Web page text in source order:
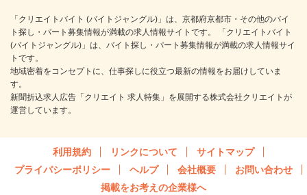
「クリエイトバイト (バイトジャングル)」は、京都府京都市・その他のバイ
ト探し・パート募集情報が満載の求人情報サイトです。 「クリエイトバイト
(バイトジャングル)」は、バイト探し・パート募集情報が満載の求人情報サイ
トです。
地域密着をコンセプトに、仕事探しに役立つ最新の情報をお届けしていま
す。
新聞折込求人広告「クリエイト 求人特集」を展開する株式会社クリエイトが
運営しています。
利用規約 リンクについて
サイトマップ
プライバシーポリシー
ヘルプ 会社概要
お問い合わせ
掲載をお考えの企業様へ